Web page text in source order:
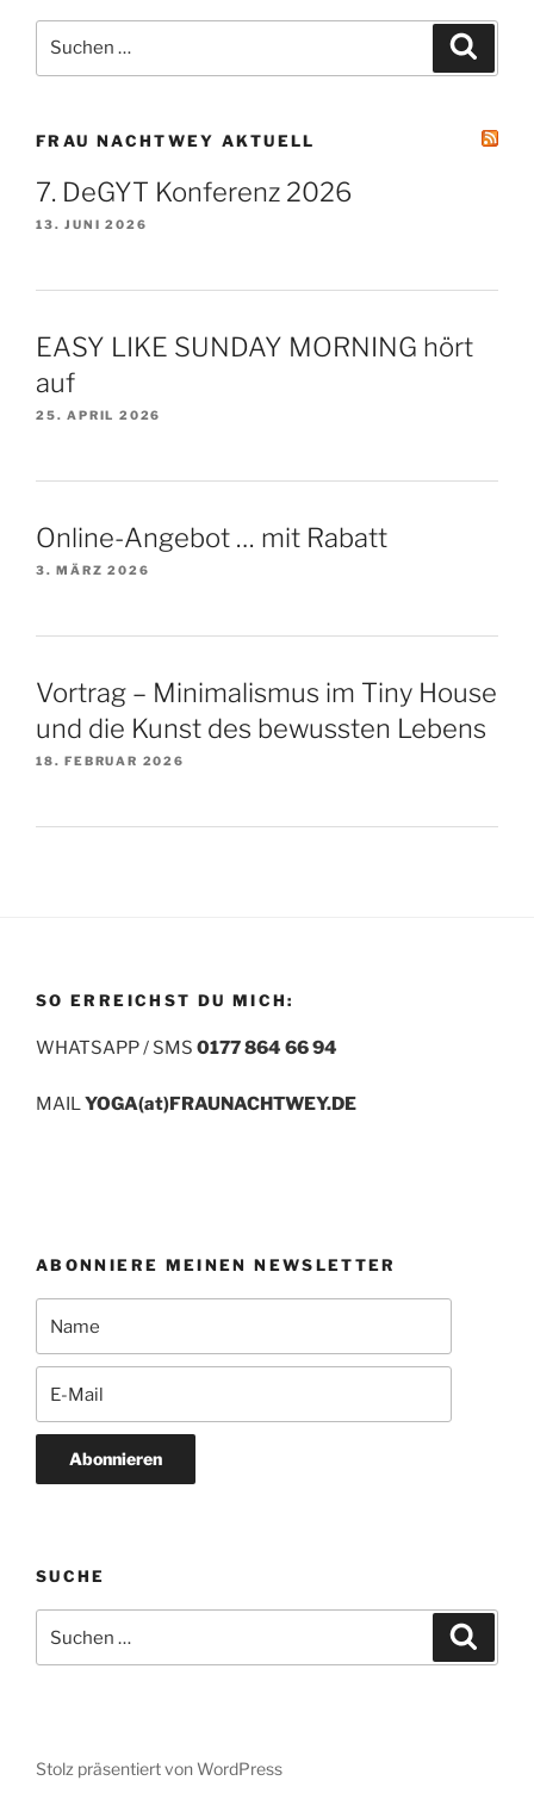
nach:
FRAU NACHTWEY AKTUELL
7. DeGYT Konferenz 2026
13. JUNI 2026
EASY LIKE SUNDAY MORNING hört
auf
25. APRIL 2026
Online-Angebot … mit Rabatt
3. MÄRZ 2026
Vortrag – Minimalismus im Tiny House
und die Kunst des bewussten Lebens
18. FEBRUAR 2026
SO ERREICHST DU MICH:
WHATSAPP / SMS 0177 864 66 94
MAILYOGA(at)FRAUNACHTWEY.DE
ABONNIERE MEINEN NEWSLETTER
Abonnieren
SUCHE
nach:
Stolz präsentiert von WordPress